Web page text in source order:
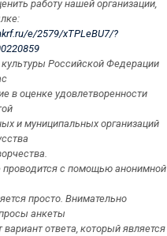
работу нашей организации,
e/2579/xTPLeBU7/?
Российской Федерации
в оценке удовлетворенности
и муниципальных организаций
проводится с помощью анонимной
просто. Внимательно
анкеты
вариант ответа, который является